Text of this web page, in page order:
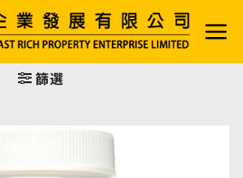
篩選